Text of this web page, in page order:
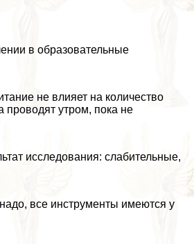
в образовательные
не влияет на количество
проводят утром, пока не
исследования: слабительные,
все инструменты имеются у